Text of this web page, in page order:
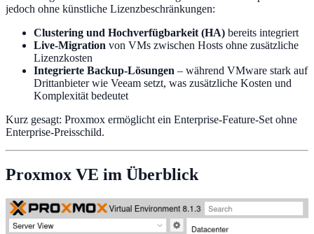
jedoch ohne künstliche Lizenzbeschränkungen:
Clustering und Hochverfügbarkeit (HA) bereits integriert
Live-Migration von VMs zwischen Hosts ohne zusätzliche
Lizenzkosten
Integrierte Backup-Lösungen – während VMware stark auf
Drittanbieter wie Veeam setzt, was zusätzliche Kosten und
Komplexität bedeutet
Kurz gesagt: Proxmox ermöglicht ein Enterprise-Feature-Set ohne
Enterprise-Preisschild.
Proxmox VE im Überblick